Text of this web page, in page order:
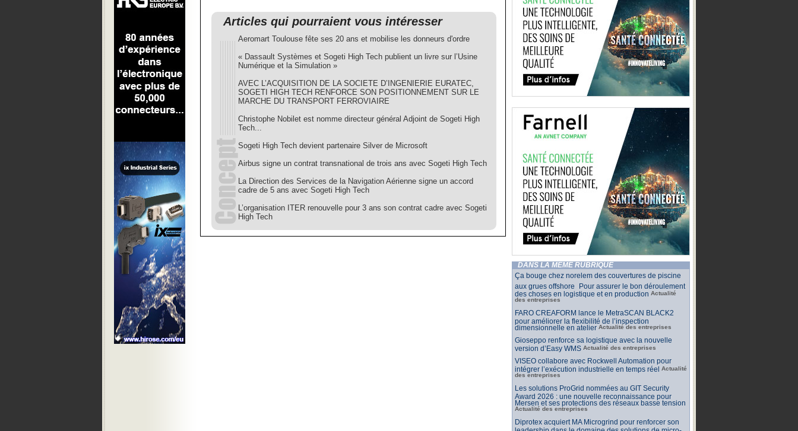
Articles qui pourraient vous intéresser
Aeromart Toulouse fête ses 20 ans et mobilise les donneurs d'ordre
« Dassault Systèmes et Sogeti High Tech publient un livre sur l’Usine
Numérique et la Simulation »
AVEC L’ACQUISITION DE LA SOCIETE D’INGENIERIE EURATEC,
SOGETI HIGH TECH RENFORCE SON POSITIONNEMENT SUR LE
MARCHE DU TRANSPORT FERROVIAIRE
Christophe Nobilet est nomme directeur général Adjoint de Sogeti High
Tech...
Sogeti High Tech devient partenaire Silver de Microsoft
Airbus signe un contrat transnational de trois ans avec Sogeti High Tech
La Direction des Services de la Navigation Aérienne signe un accord
cadre de 5 ans avec Sogeti High Tech
L’organisation ITER renouvelle pour 3 ans son contrat cadre avec Sogeti
High Tech
DANS LA MÊME RUBRIQUE
Ça bouge chez norelem des couvertures de piscine
aux grues offshore Pour assurer le bon déroulement
des choses en logistique et en production Actualité
des entreprises
FARO CREAFORM lance le MetraSCAN BLACK2
pour améliorer la flexibilité de l’inspection
dimensionnelle en atelier Actualité des entreprises
Gioseppo renforce sa logistique avec la nouvelle
version d’Easy WMS Actualité des entreprises
VISEO collabore avec Rockwell Automation pour
intégrer l’exécution industrielle en temps réel Actualité
des entreprises
Les solutions ProGrid nommées au GIT Security
Award 2026 : une nouvelle reconnaissance pour
Mersen et ses protections des réseaux basse tension
Actualité des entreprises
Diprotex acquiert MA Microgrind pour renforcer son
leadership dans le domaine des solutions de micro-